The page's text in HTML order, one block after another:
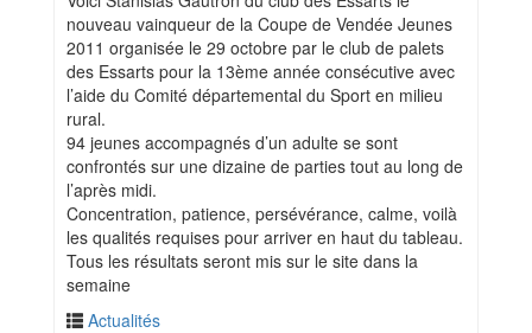
nouveau vainqueur de la Coupe de Vendée Jeunes
2011 organisée le 29 octobre par le club de palets
des Essarts pour la 13ème année consécutive avec
l’aide du Comité départemental du Sport en milieu
rural.
94 jeunes accompagnés d’un adulte se sont
confrontés sur une dizaine de parties tout au long de
l’après midi.
Concentration, patience, persévérance, calme, voilà
les qualités requises pour arriver en haut du tableau.
Tous les résultats seront mis sur le site dans la
semaine
Actualités